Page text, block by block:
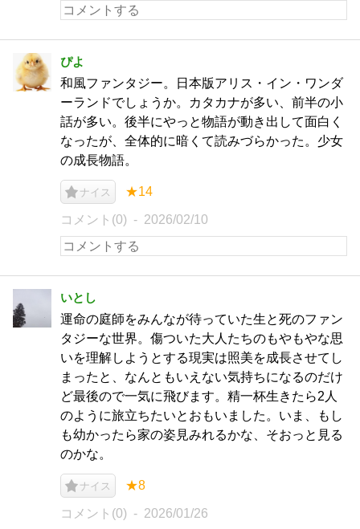
ぴよ
和風ファンタジー。日本版アリス・イン・ワンダ
ーランドでしょうか。カタカナが多い、前半の小
話が多い。後半にやっと物語が動き出して面白く
なったが、全体的に暗くて読みづらかった。少女
の成長物語。
ナイス ★14
コメント(0) 2026/02/10
いとし
運命の庭師をみんなが待っていた生と死のファン
タジーな世界。傷ついた大人たちのもやもやな思
いを理解しようとする現実は照美を成長させてし
まったと、なんともいえない気持ちになるのだけ
ど最後ので一気に飛びます。精一杯生きたら2人
のように旅立ちたいとおもいました。いま、もし
も幼かったら家の姿見みれるかな、そおっと見る
のかな。
ナイス ★8
コメント(0) 2026/01/26